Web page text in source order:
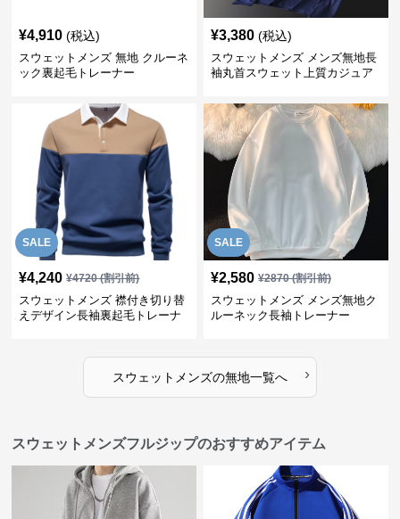
¥4,910 (税込)
スウェットメンズ 無地 クルーネ
ック裏起毛トレーナー
¥3,380 (税込)
スウェットメンズ メンズ無地長
袖丸首スウェット上質カジュア
SALE
¥4,240 ¥4720(割引前)
スウェットメンズ 襟付き切り替
えデザイン長袖裏起毛トレーナ
SALE
¥2,580 ¥2870(割引前)
スウェットメンズ メンズ無地ク
ルーネック長袖トレーナー
スウェットメンズの無地一覧へ ›
スウェットメンズフルジップのおすすめアイテム